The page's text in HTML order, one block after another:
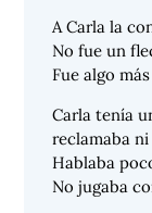
A Carla la
No fue un
Fue algo
Carla tenía
reclamaba
Hablaba
No jugaba